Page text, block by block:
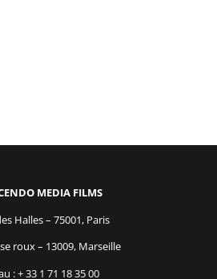
MEDIA FILMS
Halles – 75001, Paris
roux – 13009, Marseille
: + 33 1 71 18 35 00